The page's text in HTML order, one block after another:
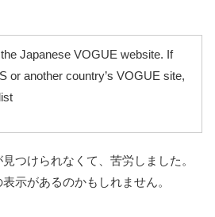
Japanese VOGUE website. If
or another country’s VOGUE site,
つけられなくて、苦労しました。
示があるのかもしれません。